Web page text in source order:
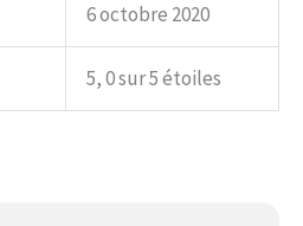
6 octobre 2020
5, 0 sur 5 étoiles